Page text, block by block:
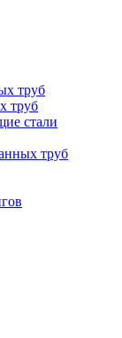
труб
труб
стали
труб